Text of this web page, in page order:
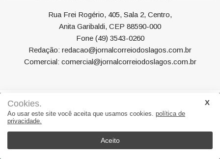
Rua Frei Rogério, 405, Sala 2, Centro,
Anita Garibaldi, CEP 88590-000
Fone (49) 3543-0260
Redação: redacao@jornalcorreiodoslagos.com.br
Comercial: comercial@jornalcorreiodoslagos.com.br
Geral Política Economia Saúde
Variedades
Eventos
Cookies.
Ao usar este site você aceita que usamos cookies. política de
privacidade.
Aceito